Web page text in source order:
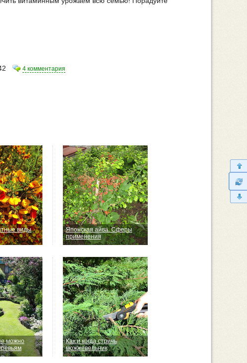
4 комментария
виды
Японская айва. Сферы
применения
можно
Как и когда стричь
можжевельник